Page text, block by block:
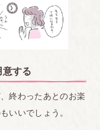
意する
終わったあとのお楽
いいでしょう。